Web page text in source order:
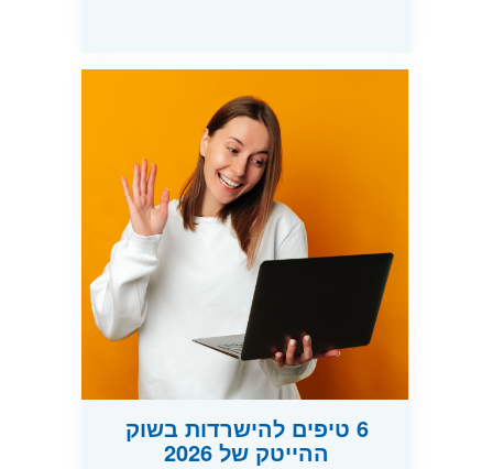
6 טיפים להישרדות בשוק
ההייטק של 2026